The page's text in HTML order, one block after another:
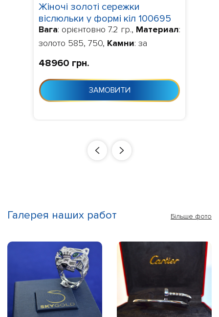
Жіночі золоті сережки
віслюльки у формі кіл 100695
Вага: орієнтовно 7.2 гр., Материал:
золото 585, 750, Камни: за
Изготовление
24 дня з моменту замовлення
48960 грн.
ЗАМОВИТИ
Галерея наших работ Більше фото